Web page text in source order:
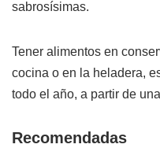
sabrosísimas.
Tener alimentos en
cocina o en la heladera,
todo el año, a partir de una
Recomendadas